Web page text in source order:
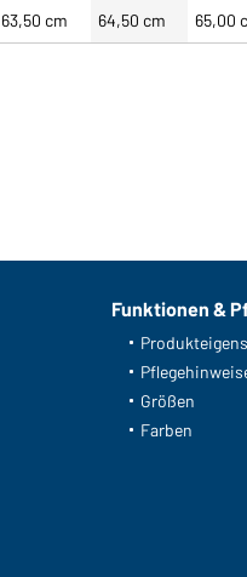
63,50 cm 64,50 cm 65,00